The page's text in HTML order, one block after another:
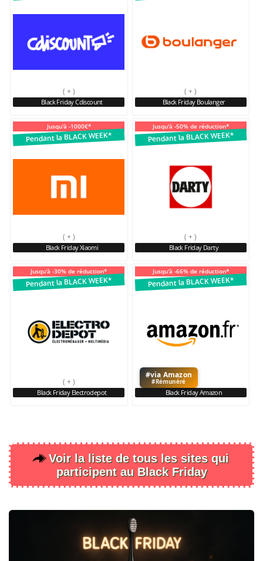
( + )
Black Friday Cdiscount
( + )
Black Friday Boulanger
Jusqu'à -1000€*
Pendant la BLACK WEEK*
( + )
Black Friday Xiaomi
Jusqu'à -50% de réduction*
Pendant la BLACK WEEK*
( + )
Black Friday Darty
Jusqu'à -30% de réduction*
Pendant la BLACK WEEK*
( + )
Black Friday Electrodepot
Jusqu'à -66% de réduction*
Pendant la BLACK WEEK*
#via Amazon
#Rémunéré( + )
Black Friday Amazon
Voir la liste de tous les sites qui
participent au Black Friday